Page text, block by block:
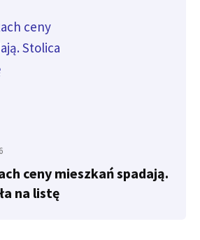
ceny mieszkań spadają.
na listę